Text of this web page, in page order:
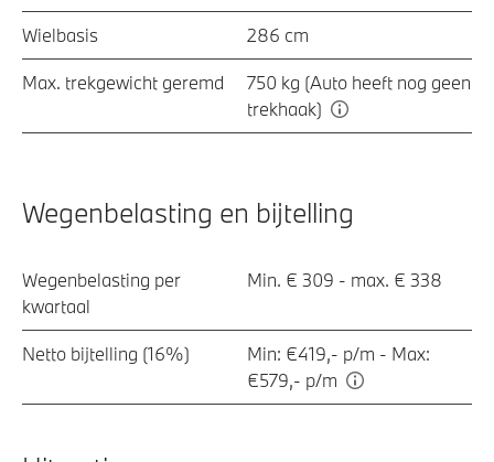
Wielbasis 286 cm
Max. trekgewicht geremd
750 kg (Auto heeft nog geen
trekhaak)
Wegenbelasting en bijtelling
Wegenbelasting per
kwartaal
Min. € 309 - max. € 338
Netto bijtelling (16%)
Min: €419,- p/m - Max:
€579,- p/m